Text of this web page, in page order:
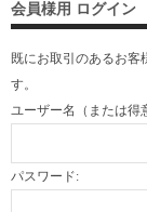
会員様用 ログイン
既にお取引のあるお客
す。
ユーザー名（または得
パスワード: